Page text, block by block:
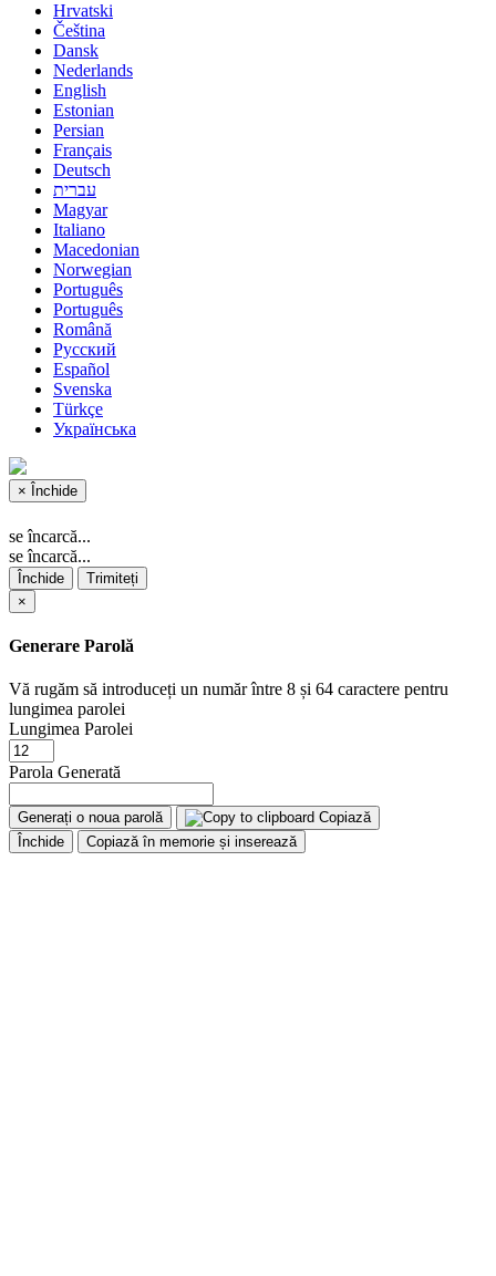
Hrvatski
Čeština
Dansk
Nederlands
English
Estonian
Persian
Français
Deutsch
עברית
Magyar
Italiano
Macedonian
Norwegian
Português
Português
Română
Русский
Español
Svenska
Türkçe
Українська
× Închide
se încarcă...
se încarcă...
Închide
Trimiteți
×
Generare Parolă
Vă rugăm să introduceți un număr între 8 și 64 caractere pentru
lungimea parolei
Lungimea Parolei
Parola Generată
Generați o noua parolă
Copiază
Închide
Copiază în memorie și inserează